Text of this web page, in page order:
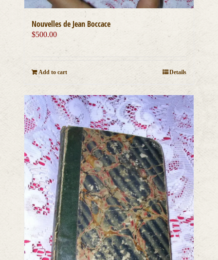
Nouvelles de Jean Boccace
$500.00
Add to cart Details